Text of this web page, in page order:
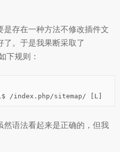
存在一种方法不修改插件文
。于是我果断采取了
下规则：
/index . php/sitemap/ L
然语法看起来是正确的，但我